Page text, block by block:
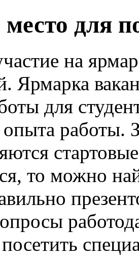
для
на
Ярмарка
для
работы.
то можно